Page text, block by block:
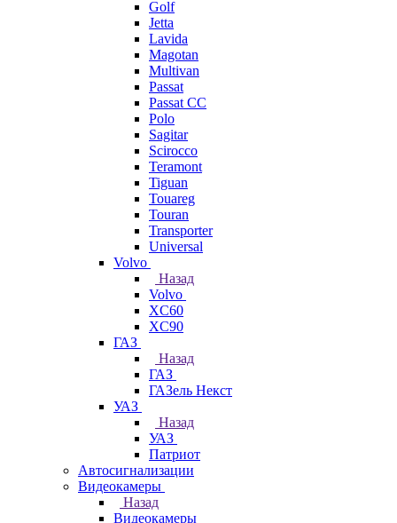
Golf
Jetta
Lavida
Magotan
Multivan
Passat
Passat CC
Polo
Sagitar
Scirocco
Teramont
Tiguan
Touareg
Touran
Transporter
Universal
Volvo
Назад
Volvo
XC60
XC90
ГАЗ
Назад
ГАЗ
ГАЗель Некст
УАЗ
Назад
УАЗ
Патриот
Автосигнализации
Видеокамеры
Назад
Видеокамеры